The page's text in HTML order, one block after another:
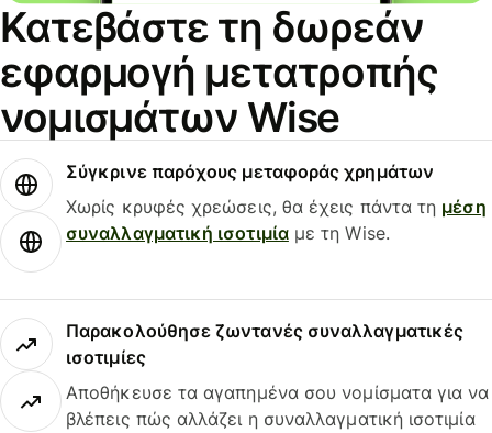
Κατεβάστε τη δωρεάν
εφαρμογή μετατροπής
νομισμάτων Wise
Σύγκρινε παρόχους μεταφοράς χρημάτων
Χωρίς κρυφές χρεώσεις, θα έχεις πάντα τη μέση
συναλλαγματική ισοτιμίαμε τη Wise.
Παρακολούθησε ζωντανές συναλλαγματικές
ισοτιμίες
Αποθήκευσε τα αγαπημένα σου νομίσματα για να
βλέπεις πώς αλλάζει η συναλλαγματική ισοτιμία